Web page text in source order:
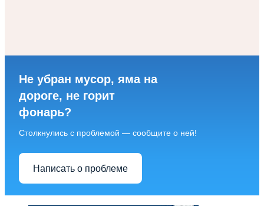
Не убран мусор, яма на
дороге, не горит
фонарь?
Столкнулись с проблемой — сообщите о ней!
Написать о проблеме